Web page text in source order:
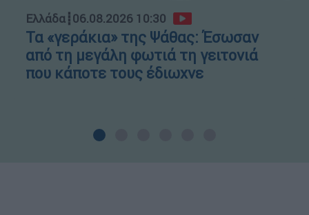
Ελλάδα┋06.08.2026 10:30
Τα «γεράκια» της Ψάθας: Έσωσαν
από τη μεγάλη φωτιά τη γειτονιά
που κάποτε τους έδιωχνε